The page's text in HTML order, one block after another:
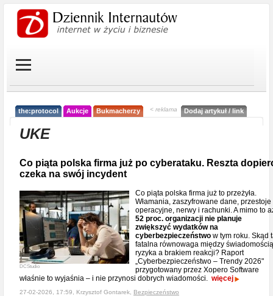
the:protocol Aukcje Bukmacherzy < reklama Dodaj artykuł / link
UKE
Co piąta polska firma już po cyberataku. Reszta
czeka na swój incydent
DCStudio
Co piąta polska firma już to przeżyła.
Włamania, zaszyfrowane dane, przestoje
operacyjne, nerwy i rachunki. A mimo to
52 proc. organizacji nie planuje
zwiększyć wydatków na
cyberbezpieczeństwo w tym roku. Skąd
fatalna równowaga między świadomością
ryzyka a brakiem reakcji? Raport
„Cyberbezpieczeństwo – Trendy 2026"
przygotowany przez Xopero Software
właśnie to wyjaśnia – i nie przynosi dobrych wiadomości. więcej
27-02-2026, 17:59, Krzysztof Gontarek, Bezpieczeństwo